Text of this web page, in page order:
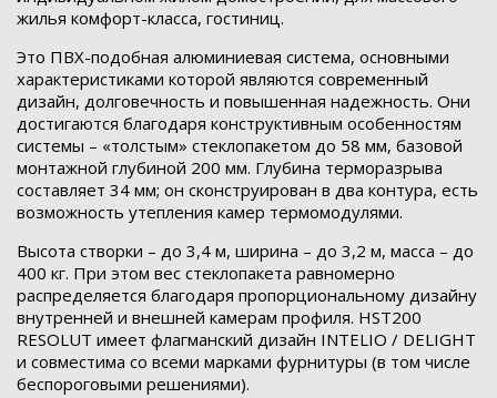
жилья комфорт-класса, гостиниц.
Это ПВХ-подобная алюминиевая система, основными
характеристиками которой являются современный
дизайн, долговечность и повышенная надежность. Они
достигаются благодаря конструктивным особенностям
системы – «толстым» стеклопакетом до 58 мм, базовой
монтажной глубиной 200 мм. Глубина терморазрыва
составляет 34 мм; он сконструирован в два контура, есть
возможность утепления камер термомодулями.
Высота створки – до 3,4 м, ширина – до 3,2 м, масса – до
400 кг. При этом вес стеклопакета равномерно
распределяется благодаря пропорциональному дизайну
внутренней и внешней камерам профиля. HST200
RESOLUT имеет флагманский дизайн INTELIO / DELIGНT
и совместима со всеми марками фурнитуры (в том числе
беспороговыми решениями).